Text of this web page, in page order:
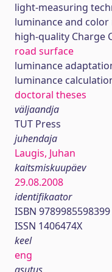
light-measuring
luminance and
high-quality Charge
road surface
luminance
luminance
doctoral theses
väljaandja
TUT Press
juhendaja
Laugis, Juhan
kaitsmiskuupäev
29.08.2008
identifikaator
ISBN 9789985598399
ISSN 1406474X
keel
eng